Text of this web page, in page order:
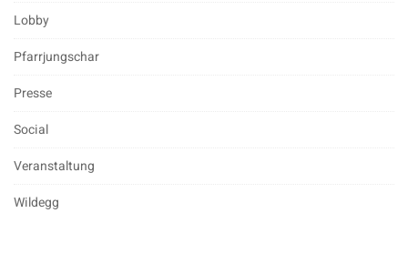
Lobby
Pfarrjungschar
Presse
Social
Veranstaltung
Wildegg